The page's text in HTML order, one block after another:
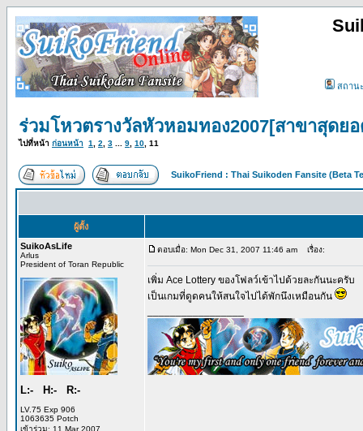
สถาน
ร่วมโหวตรางวัลหัวหอมทอง2007[สาขาสุดย
ไปที่หน้า ก่อนหน้า 1 2 3 9 10 11
SuikoFriend : Thai Suikoden Fansite (Beta
ผู้ตั้ง
SuikoAsLife
Arlus
President of Toran Republic
L:- H:- R:-
LV.75 Exp 906
1063635 Potch
เข้าร่วม: 11 Mar 2007
ตอบเมื่อ: Mon Dec 31, 2007 11:46 am เรื่อง:
เพิ่ม Ace Lottery ของโฟลว์เข้าไปด้วยละกันนะครับ
เป็นเกมที่ดูดคนให้สนใจไปได้พักนึงเหมือนกัน